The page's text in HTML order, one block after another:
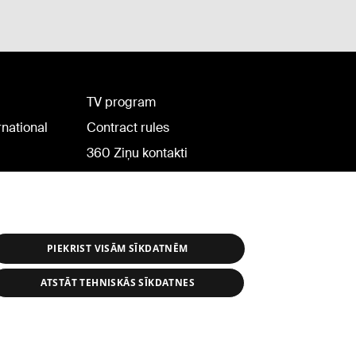
TV program
Contract rules
360 Ziņu kontakti
PIEKRIST VISĀM SĪKDATNĒM
ATSTĀT TEHNISKĀS SĪKDATNES